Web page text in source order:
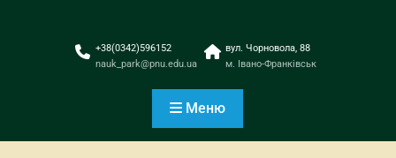
+38(0342)596152
nauk_park@pnu.edu.ua
вул. Чорновола, 88
м. Івано-Франківськ
Меню